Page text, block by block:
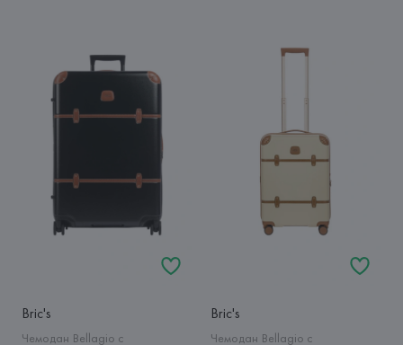
Bric's
Чемодан Bellagio с
Bric's
Чемодан Bellagio с